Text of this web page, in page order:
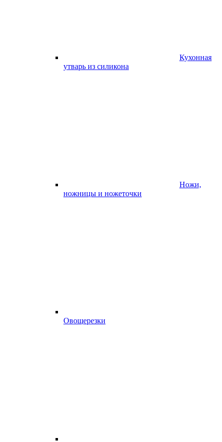
Кухонная
утварь из силикона
Ножи,
ножницы и ножеточки
Овощерезки